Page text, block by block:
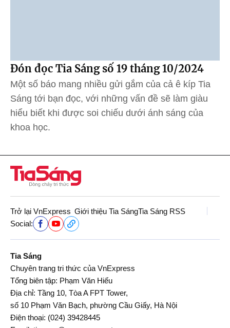
Đón đọc Tia Sáng số 19 tháng 10/2024
Một số báo mang nhiều gửi gắm của cả ê kíp Tia
Sáng tới bạn đọc, với những vấn đề sẽ làm giàu
hiểu biết khi được soi chiếu dưới ánh sáng của
khoa học.
Trở lại VnExpress Giới thiệu Tia SángTia Sáng RSS
Social:
Tia Sáng
Chuyên trang tri thức của VnExpress
Tổng biên tập: Phạm Văn Hiếu
Địa chỉ: Tầng 10, Tòa A FPT Tower,
số 10 Phạm Văn Bạch, phường Cầu Giấy, Hà Nội
Điện thoại: (024) 39428445